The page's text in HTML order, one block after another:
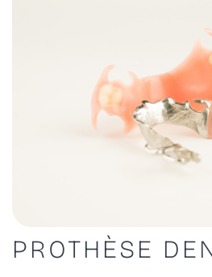
PROTHÈSE